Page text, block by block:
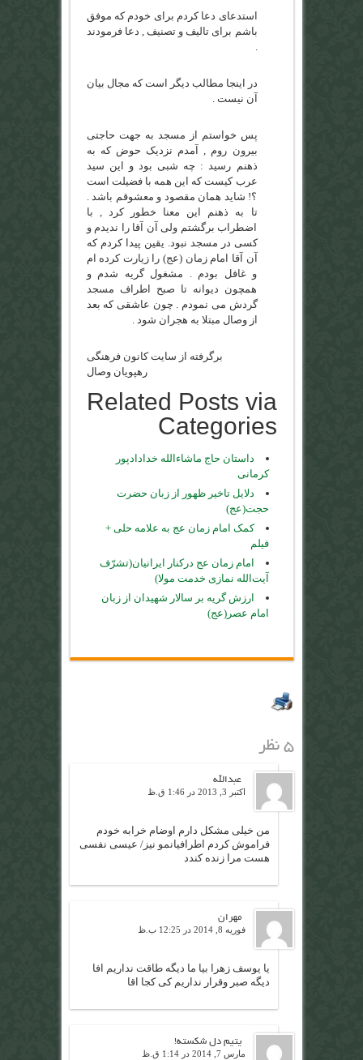
استدعای دعا کردم برای خودم که موفق
باشم برای تالیف و تصنیف , دعا فرمودند
.
در اینجا مطالب دیگر است که مجال بیان
آن نیست .
پس خواستم از مسجد به جهت حاجتی
بیرون روم , آمدم نزدیک حوض که به
ذهنم رسید : چه شبی بود و این سید
عرب کیست که این همه با فضیلت است
؟! شاید همان مقصود و معشوقم باشد .
تا به ذهنم این معنا خطور کرد , با
اضطراب برگشتم ولی آن آقا را ندیدم و
کسی در مسجد نبود. یقین پیدا کردم که
آن آقا امام زمان (عج) را زیارت کرده ام
و غافل بودم . مشغول گریه شدم و
همچون دیوانه تا صبح اطراف مسجد
گردش می نمودم . چون عاشقی که بعد
از وصال مبتلا به هجران شود .
برگرفته از سایت کانون فرهنگی
رهپویان وصال
Related Posts via
Categories
داستان حاج ماشاءالله خدادادپور
کرمانی
دلایل تاخیر ظهور از زبان حضرت
حجت(عج)
کمک امام زمان عج به علامه حلی +
فیلم
امام زمان عج درکنار ایرانیان(تشرّف
آیت‌الله نمازی خدمت مولا)
ارزش گریه بر سالار شهیدان از زبان
امام عصر(عج)
۵ نظر
عبدالله
اکتبر 3, 2013 در 1:46 ق.ظ
من خیلی مشکل دارم اوضام خرابه خودم
فراموش کردم اطرافیانمو نیز/ عیسی نفسی
هست مرا زنده کندد
مهران
فوریه 8, 2014 در 12:25 ب.ظ
یا یوسف زهرا بیا ما دیگه طاقت نداریم افا
دیگه صبر وقرار نداریم کی کجا اقا
یتیم دل شکسته!
مارس 7, 2014 در 1:14 ق.ظ